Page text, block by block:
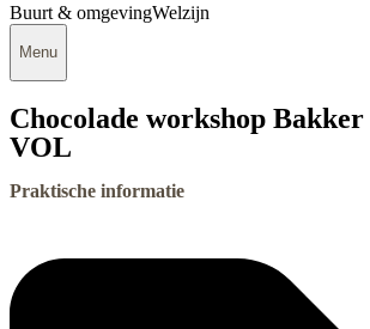
Buurt & omgevingWelzijn
Menu
Chocolade workshop
VOL
Praktische informatie